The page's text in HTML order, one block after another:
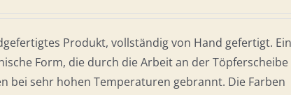
Produkt, vollständig von Hand gefertigt.
Form, die durch die Arbeit an der Töpferscheibe
bei sehr hohen Temperaturen gebrannt. Die Farben